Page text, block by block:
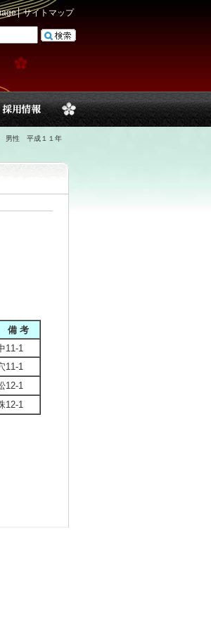
サイトマップ
男性 平成１１年
備 考
11-1
11-1
12-1
12-1